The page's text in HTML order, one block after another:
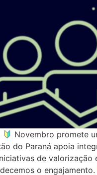
Novembro promete
do Paraná apoia
de
o engajamento.